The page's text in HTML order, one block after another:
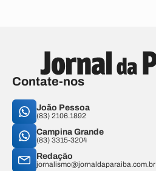
Contate-nos
João Pessoa
(83) 2106.1892
Campina Grande
(83) 3315-3204
Redação
jornalismo@jornaldaparaiba.com.br